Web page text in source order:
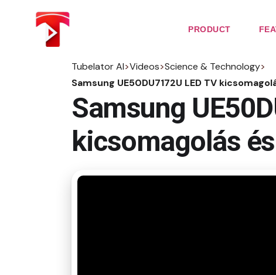
PRODUCT
Tubelator AI>Videos>Science & Technology>
Samsung UE50DU7172U LED TV
Samsung
kicsomagolás